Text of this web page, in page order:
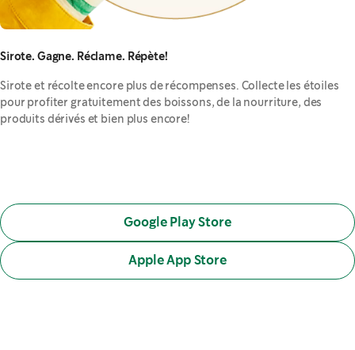
Sirote. Gagne. Réclame. Répète!
Sirote et récolte encore plus de récompenses. Collecte les étoiles
pour profiter gratuitement des boissons, de la nourriture, des
produits dérivés et bien plus encore!
Google Play Store,
Apple App Store,